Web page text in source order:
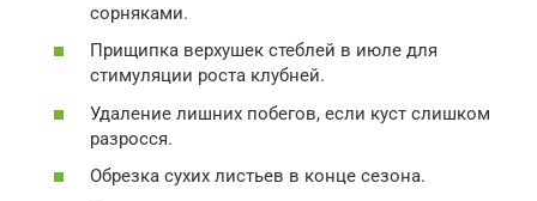
сорняками.
Прищипка верхушек стеблей в июле для
стимуляции роста клубней.
Удаление лишних побегов, если куст слишком
разросся.
Обрезка сухих листьев в конце сезона.